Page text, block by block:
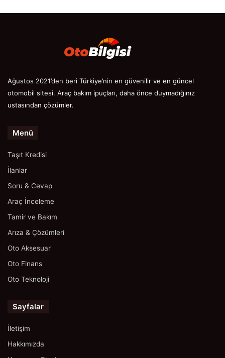
Ağustos 2021’den beri Türkiye’nin en güvenilir ve en güncel
otomobil sitesi. Araç bakım ipuçları, daha önce duymadığınız
ustasından çözümler.
Menü
Taşıt Kredisi
İlanlar
Soru & Cevap
Araç İnceleme
Tamir ve Bakım
Arıza & Çözümleri
Oto Aksesuar
Oto Finans
Oto Teknoloji
Sayfalar
İletişim
Hakkımızda